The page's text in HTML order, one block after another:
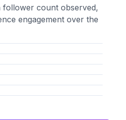
follower count observed,
engagement over the